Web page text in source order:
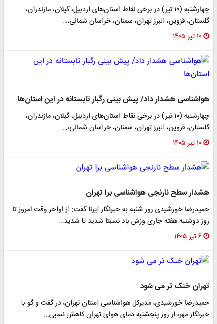
چهارشنبه (۱۰ تیر) در برخی نقاط استان‌های اردبیل، گیلان، مازندران،
گلستان، قزوین، البرز تهران، سمنان، خراسان‌ شمالی،…
۱۰ تیر ۱۴۰۵
هواشناسی هشدار داد/ پیش بینی رگبار تابستانه در این استان‌ها
چهارشنبه (۱۰ تیر) در برخی نقاط استان‌های اردبیل، گیلان، مازندران،
گلستان، قزوین، البرز تهران، سمنان، خراسان‌ شمالی،…
۱۰ تیر ۱۴۰۵
هشدار سطح نارنجی هواشناسی برا تهران
حمیدرضا خورشیدی روز شنبه به خبرنگار ایرنا گفت: از اواخر وقت امروز تا
روز دوشنبه هفته جاری وزش باد نسبتا شدید تا شدید…
۶ تیر ۱۴۰۵
تهران خنک تر می شود
حمیدرضا خورشیدی، مدیرکل هواشناسی استان تهران، در گفت و گو با
خبرنگار مهر، از روز پنجشنبه دمای هوای تهران کاهش نسبی…